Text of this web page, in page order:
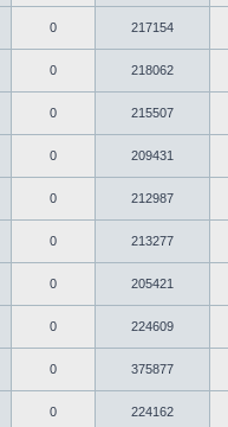
0 217154
0 218062
0 215507
0 209431
0 212987
0 213277
0 205421
0 224609
0 375877
0 224162